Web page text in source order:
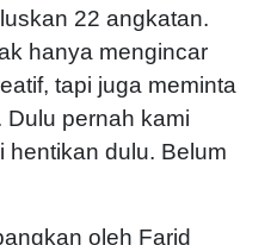
22 angkatan.
hanya mengincar
tapi juga meminta
pernah kami
hentikan dulu. Belum
oleh Farid